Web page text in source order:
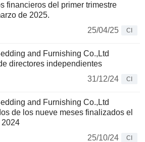
financieros del primer trimestre
de 2025.
25/04/25
CI
and Furnishing Co.,Ltd
directores independientes
31/12/24
CI
and Furnishing Co.,Ltd
de los nueve meses finalizados el
2024
25/10/24
CI